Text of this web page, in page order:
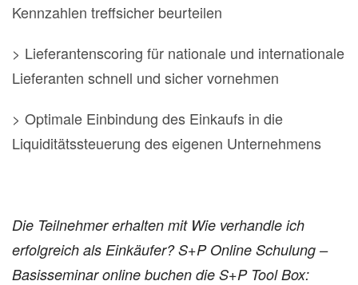
Kennzahlen treffsicher beurteilen
> Lieferantenscoring für nationale und internationale
Lieferanten schnell und sicher vornehmen
> Optimale Einbindung des Einkaufs in die
Liquiditätssteuerung des eigenen Unternehmens
Die Teilnehmer erhalten mit Wie verhandle ich
erfolgreich als Einkäufer? S+P Online Schulung –
Basisseminar online buchen die S+P Tool Box: